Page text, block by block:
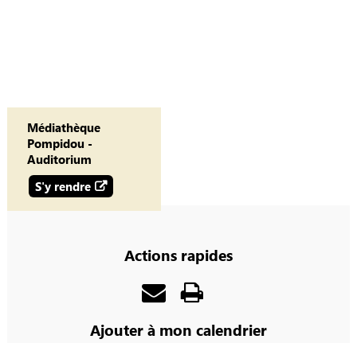
Médiathèque
Pompidou -
Auditorium
S'y rendre
Actions rapides
Ajouter à mon calendrier